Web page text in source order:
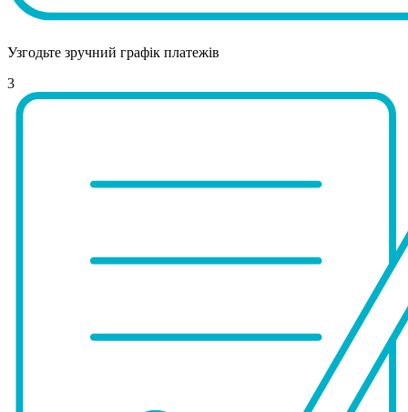
Узгодьте зручний графік платежів
3